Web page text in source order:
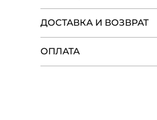
ДОСТАВКА И ВОЗВРАТ
ОПЛАТА